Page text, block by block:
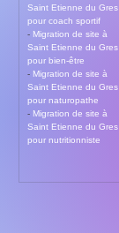
Saint Etienne du Gres
pour coach sportif
- Migration de site à
Saint Etienne du Gres
pour bien-être
- Migration de site à
Saint Etienne du Gres
pour naturopathe
- Migration de site à
Saint Etienne du Gres
pour nutritionniste